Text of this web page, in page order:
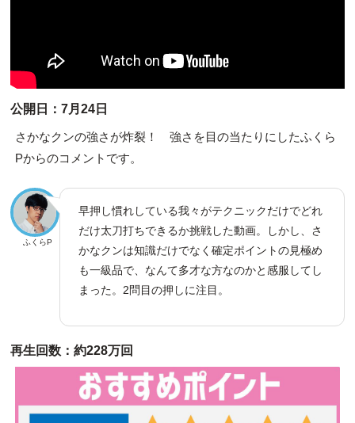
公開日：7月24日
さかなクンの強さが炸裂！ 強さを目の当たりにしたふくら
Pからのコメントです。
ふくらP
早押し慣れしている我々がテクニックだけでどれ
だけ太刀打ちできるか挑戦した動画。しかし、さ
かなクンは知識だけでなく確定ポイントの見極め
も一級品で、なんて多才な方なのかと感服してし
まった。2問目の押しに注目。
再生回数：約228万回